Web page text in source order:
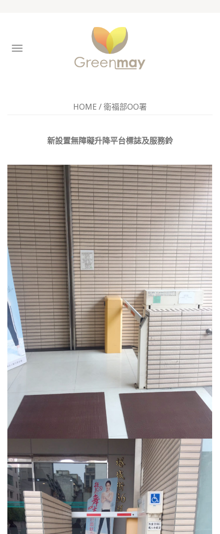
TOGGLE
NAVIGATION
HOME /衛福部OO署
新設置無障礙升降平台標誌及服務鈴